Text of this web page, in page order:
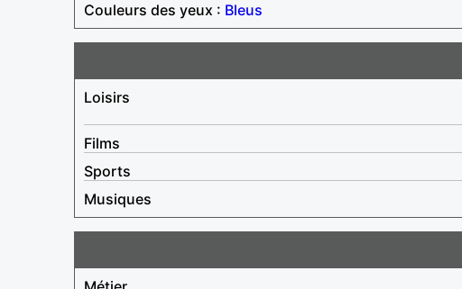
Couleurs des yeux : Bleus
Loisirs
Films
Sports
Musiques